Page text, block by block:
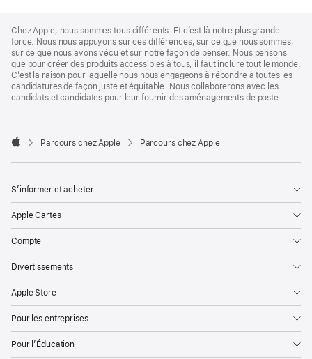
Footer
Chez Apple, nous sommes tous différents. Et c’est là notre plus grande
force. Nous nous appuyons sur ces différences, sur ce que nous sommes,
sur ce que nous avons vécu et sur notre façon de penser. Nous pensons
que pour créer des produits accessibles à tous, il faut inclure tout le monde.
C’est la raison pour laquelle nous nous engageons à répondre à toutes les
candidatures de façon juste et équitable. Nous collaborerons avec les
candidats et candidates pour leur fournir des aménagements de poste.

Parcours chez Apple Parcours chez Apple
S’informer et acheter
Apple Cartes
Compte
Divertissements
Apple Store
Pour les entreprises
Pour l’Éducation